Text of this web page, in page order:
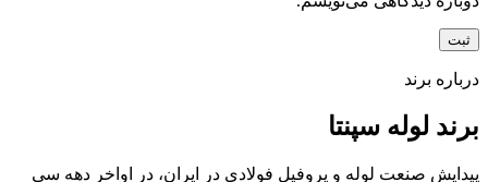
درباره برند
برند لوله سپنتا
پیدایش صنعت لوله و پروفیل فولادی در ایران، در اواخر دهه سی